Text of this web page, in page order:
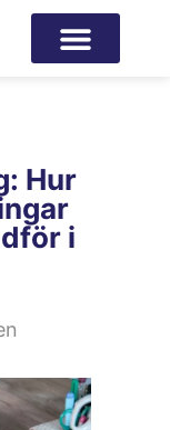
Hur
i